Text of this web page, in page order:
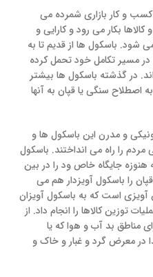
و کار بازاری شمرده می
بکار می رود و کارایی و
شود. باسکول ها از قدیم تا به
در مسیر تکامل خود تحمل کرده
در گذشته باسکول ها بیشتر
اصطلاح سنگی یا قپان به آنها
و مدرن این باسکول ها و
را راه می انداختند. باسکول
جایگاه خاص ود را در بین
را باسکول آویزدار هم می
است که به باسکول آویزان
توزین کالاها را انجام داد. از
مناطق بد آب و هوا که یا
در معرض گرد و غبار و خاک و